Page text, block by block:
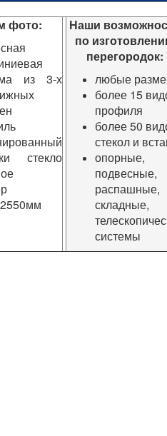
фото:
из 3-х
стекло
Наши
по
перегородок:
любые
более 15
профиля
более 50
стекол и
опорные,
подвесные,
распашные,
складные,
системы